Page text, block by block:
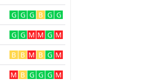
G G G B G G
G G M M G M
B B M B G M
M B G G G M